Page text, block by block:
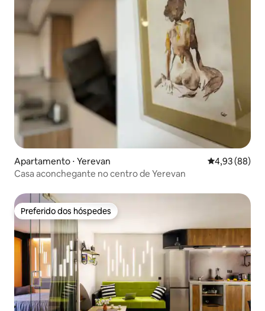
Apartamento ⋅ Yerevan 4,93 de uma
4,93 (88)
Casa aconchegante no centro de Yerevan
Preferido dos hóspedes
Preferido dos hóspedes